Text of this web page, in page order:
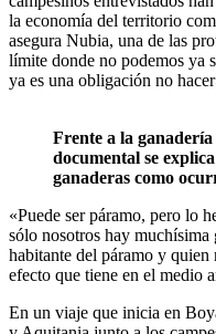
la economía del territorio
asegura Nubia, una de las
límite donde no podemos ya
ya es una obligación no
Frente a la
documental se
ganaderas como
«Puede ser páramo, pero lo
sólo nosotros hay
habitante del páramo y quien
efecto que tiene en el medio
En un viaje que inicia en